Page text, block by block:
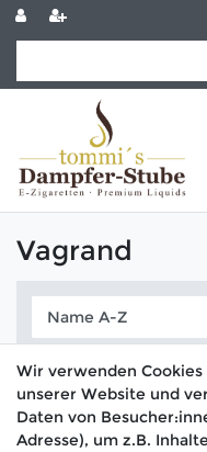
Vagrand
Wir verwenden
unserer Website und
Daten von
Adresse), um z.B.